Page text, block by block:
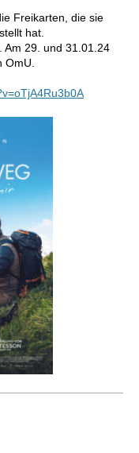
Freikarten, die sie
hat.
Am 29. und 31.01.24